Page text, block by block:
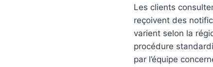
Les clients
reçoivent des
varient selon la
procédure
par l’équipe